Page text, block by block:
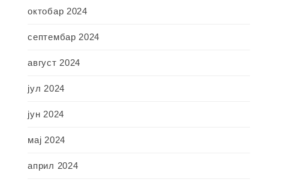
октобар 2024
септембар 2024
август 2024
јул 2024
јун 2024
мај 2024
април 2024